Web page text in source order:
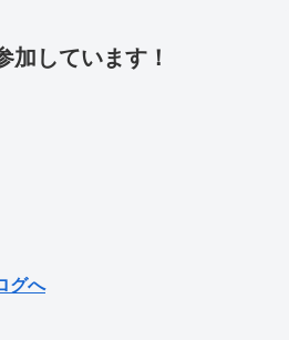
加しています！